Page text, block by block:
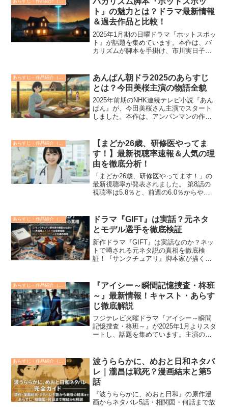
あらすじ・作品紹介（みどころ）
ト』の魅力とは？ドラマ最新情報
＆過去作品と比較！
2025年1月期の日曜ドラマ『ホットスポッ
ト』が話題を集めています。本作は、バ
カリズムが脚本を手掛け、市川実日子が
凛子、鈴木杏など個性派俳優が集結し、
独特な世界観が描か...
あんぱん朝ドラ2025のあらすじ
とは？今田美桜主演の物語全貌
2025年前期のNHK連続テレビ小説『あん
ぱん』が、今田美桜さん主演でスタート
しました。本作は、アンパンマンの作
さぶるヒューマンドラマです。この記事
では、『あんぱん』の...
あらすじ・作品紹介（みどころ）
【まどか26歳、研修医やってま
す！】最新視聴率速報＆人気の理
由を徹底分析！
「まどか26歳、研修医やってます！」の
最新視聴率が発表されました。 第8話の
視聴率は5.8％と、前週の6.0％からやや
移を詳しく紹介し、ドラマが支持される
理由を徹底分...
あらすじ・作品紹介（みどころ）
ドラマ『GIFT』は実話？元ネタ
とモデル選手を徹底検証
新作ドラマ『GIFT』は実話なのか？ネッ
トで噂される元ネタ説の真相を徹底検
証！『サンクチュアリ』脚本家が描く本
ラ・ロケ地目撃情報まで、公式発表前の
未確認情報と事実をドラマ評論家が誠実
に整理・解説します。
『アイシー～瞬間記憶捜査・柊班
～』最新情報！キャスト・あらす
じ徹底解説
フジテレビ火曜ドラマ『アイシー～瞬間
記憶捜査・柊班～』が2025年1月よりスタ
ートし、話題を集めています。主演の波
件に挑む本作は、これまでにない新感覚
の刑事ドラマと...
あらすじ・作品紹介（みどころ）
波うららかに、めおと日和ネタバ
レ｜瀧昌は戦死？漫画結末と第5
話
『波うららかに、めおと日和』の原作漫
画からネタバレ5話・相関図・何話まで放